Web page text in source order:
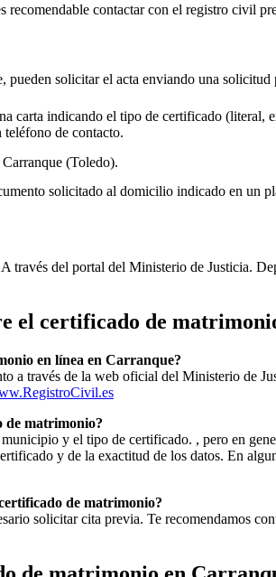
recomendable contactar con el registro civil
, pueden solicitar el acta enviando una solicitud
carta indicando el tipo de certificado
de contacto.
Carranque (Toledo).
solicitado al domicilio indicado en un
A través del portal del Ministerio de Justicia.
el certificado de
en línea en Carranque?
a través de la web oficial del Ministerio de
de matrimonio?
y el tipo de certificado. , pero en
y de la exactitud de los datos. En
de matrimonio?
solicitar cita previa. Te recomendamos